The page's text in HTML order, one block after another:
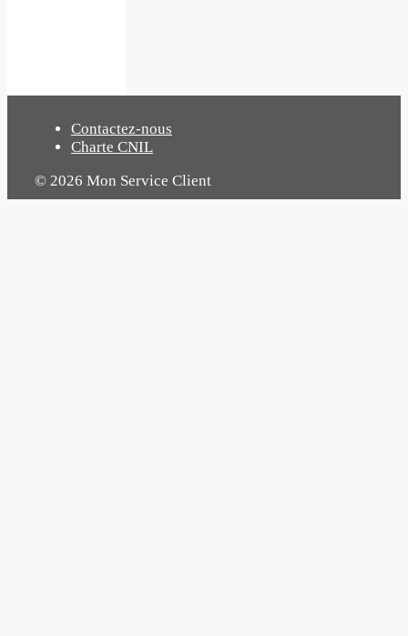
Contactez-nous
Charte CNIL
© 2026 Mon Service Client